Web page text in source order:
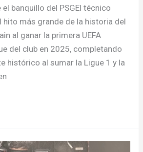
banquillo del PSGEl técnico
hito más grande de la historia del
al ganar la primera UEFA
del club en 2025, completando
histórico al sumar la Ligue 1 y la